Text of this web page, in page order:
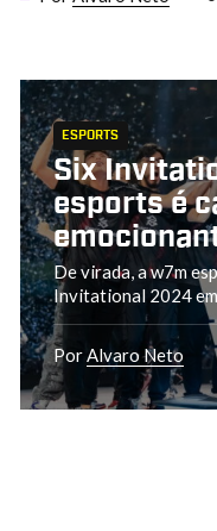
ESPORTS
Six
esports é
De virada, a w7m
Invitational 2024
PorAlvaro Neto